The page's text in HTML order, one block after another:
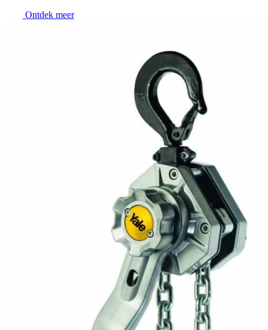
Ontdek meer